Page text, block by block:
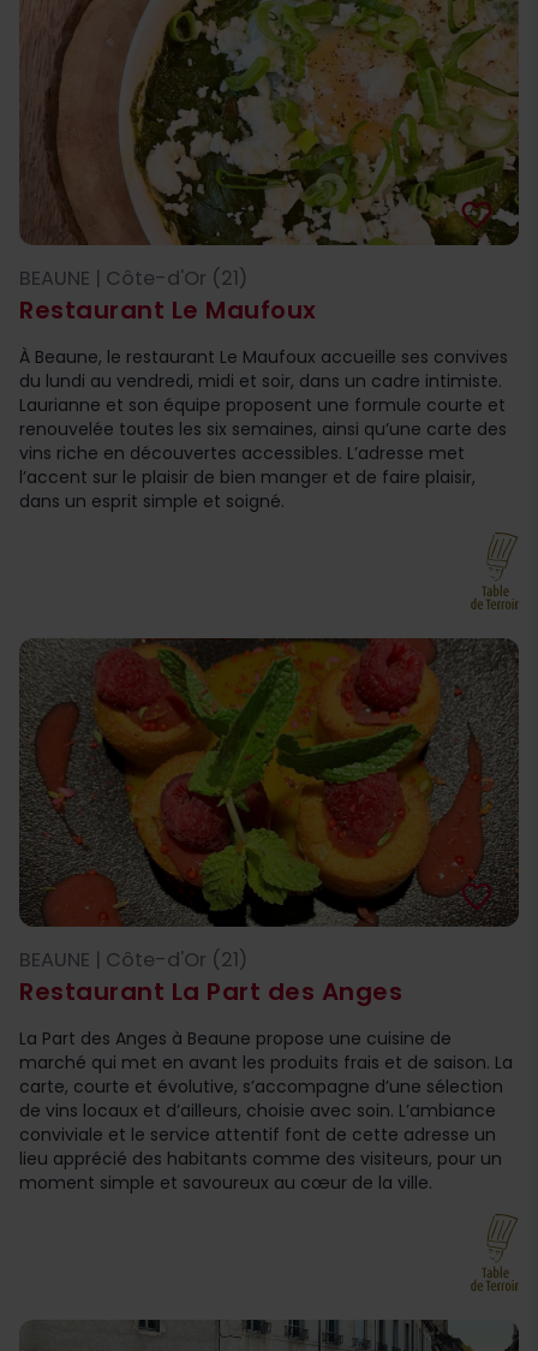
Restaurant Le Maufoux
favorite_border
BEAUNE | Côte-d'Or (21)
À Beaune, le restaurant Le Maufoux accueille ses convives
du lundi au vendredi, midi et soir, dans un cadre intimiste.
Laurianne et son équipe proposent une formule courte et
renouvelée toutes les six semaines, ainsi qu’une carte des
vins riche en découvertes accessibles. L’adresse met
l’accent sur le plaisir de bien manger et de faire plaisir,
dans un esprit simple et soigné.
Restaurant La Part des Anges
favorite_border
BEAUNE | Côte-d'Or (21)
La Part des Anges à Beaune propose une cuisine de
marché qui met en avant les produits frais et de saison. La
carte, courte et évolutive, s’accompagne d’une sélection
de vins locaux et d’ailleurs, choisie avec soin. L’ambiance
conviviale et le service attentif font de cette adresse un
lieu apprécié des habitants comme des visiteurs, pour un
moment simple et savoureux au cœur de la ville.